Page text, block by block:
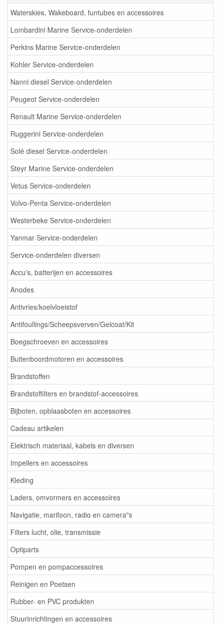
Waterskies, Wakeboard, funtubes en accessoires
Lombardini Marine Service-onderdelen
Perkins Marine Service-onderdelen
Kohler Service-onderdelen
Nanni diesel Service-onderdelen
Peugeot Service-onderdelen
Renault Marine Service-onderdelen
Ruggerini Service-onderdelen
Solé diesel Service-onderdelen
Steyr Marine Service-onderdelen
Vetus Service-onderdelen
Volvo-Penta Service-onderdelen
Westerbeke Service-onderdelen
Yanmar Service-onderdelen
Service-onderdelen diversen
Accu's, batterijen en accessoires
Anodes
Antivries/koelvloeistof
Antifoullings/Scheepsverven/Gelcoat/Kit
Boegschroeven en accessoires
Buitenboordmotoren en accessoires
Brandstoffen
Brandstoffilters en brandstof-accessoires
Bijboten, opblaasboten en accessoires
Cadeau artikelen
Elektrisch materiaal, kabels en diversen
Impellers en accessoires
Kleding
Laders, omvormers en accessoires
Navigatie, marifoon, radio en camera"s
Filters lucht, olie, transmissie
Optiparts
Pompen en pompaccessoires
Reinigen en Poetsen
Rubber- en PVC produkten
Stuurinrichtingen en accessoires